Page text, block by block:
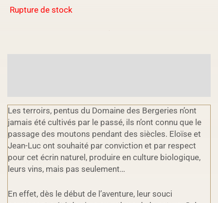
Rupture de stock
Les terroirs, pentus du Domaine des Bergeries n’ont
jamais été cultivés par le passé, ils n’ont connu que le
passage des moutons pendant des siècles. Eloïse et
Jean-Luc ont souhaité par conviction et par respect
pour cet écrin naturel, produire en culture biologique,
leurs vins, mais pas seulement…
En effet, dès le début de l’aventure, leur souci